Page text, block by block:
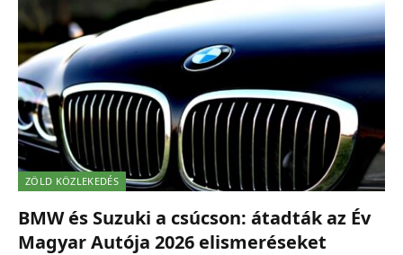
ZÖLD KÖZLEKEDÉS
BMW és Suzuki a csúcson: átadták az Év
Magyar Autója 2026 elismeréseket